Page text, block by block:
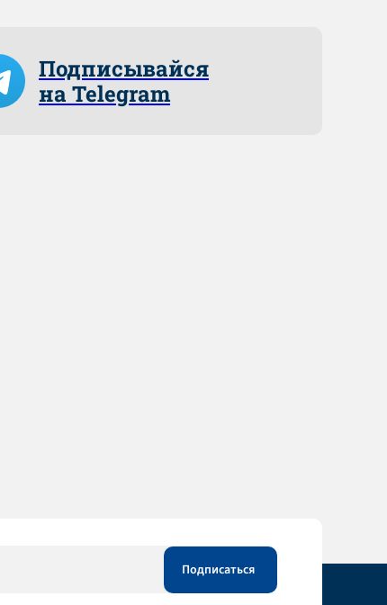
Подписывайся
на Telegram